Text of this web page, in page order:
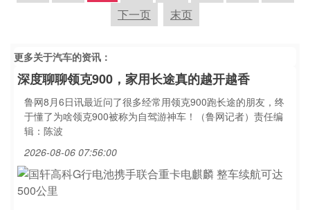
下一页
末页
更多关于汽车的资讯：
深度聊聊领克900，家用长途真的越开越香
鲁网8月6日讯最近问了很多经常用领克900跑长途的朋友，终
于懂了为啥领克900被称为自驾游神车！（鲁网记者）责任编
辑：陈波
2026-08-06 07:56:00